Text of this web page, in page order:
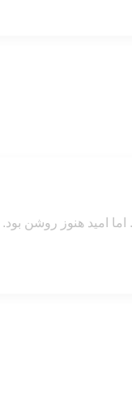
امید هنوز روشن بود.